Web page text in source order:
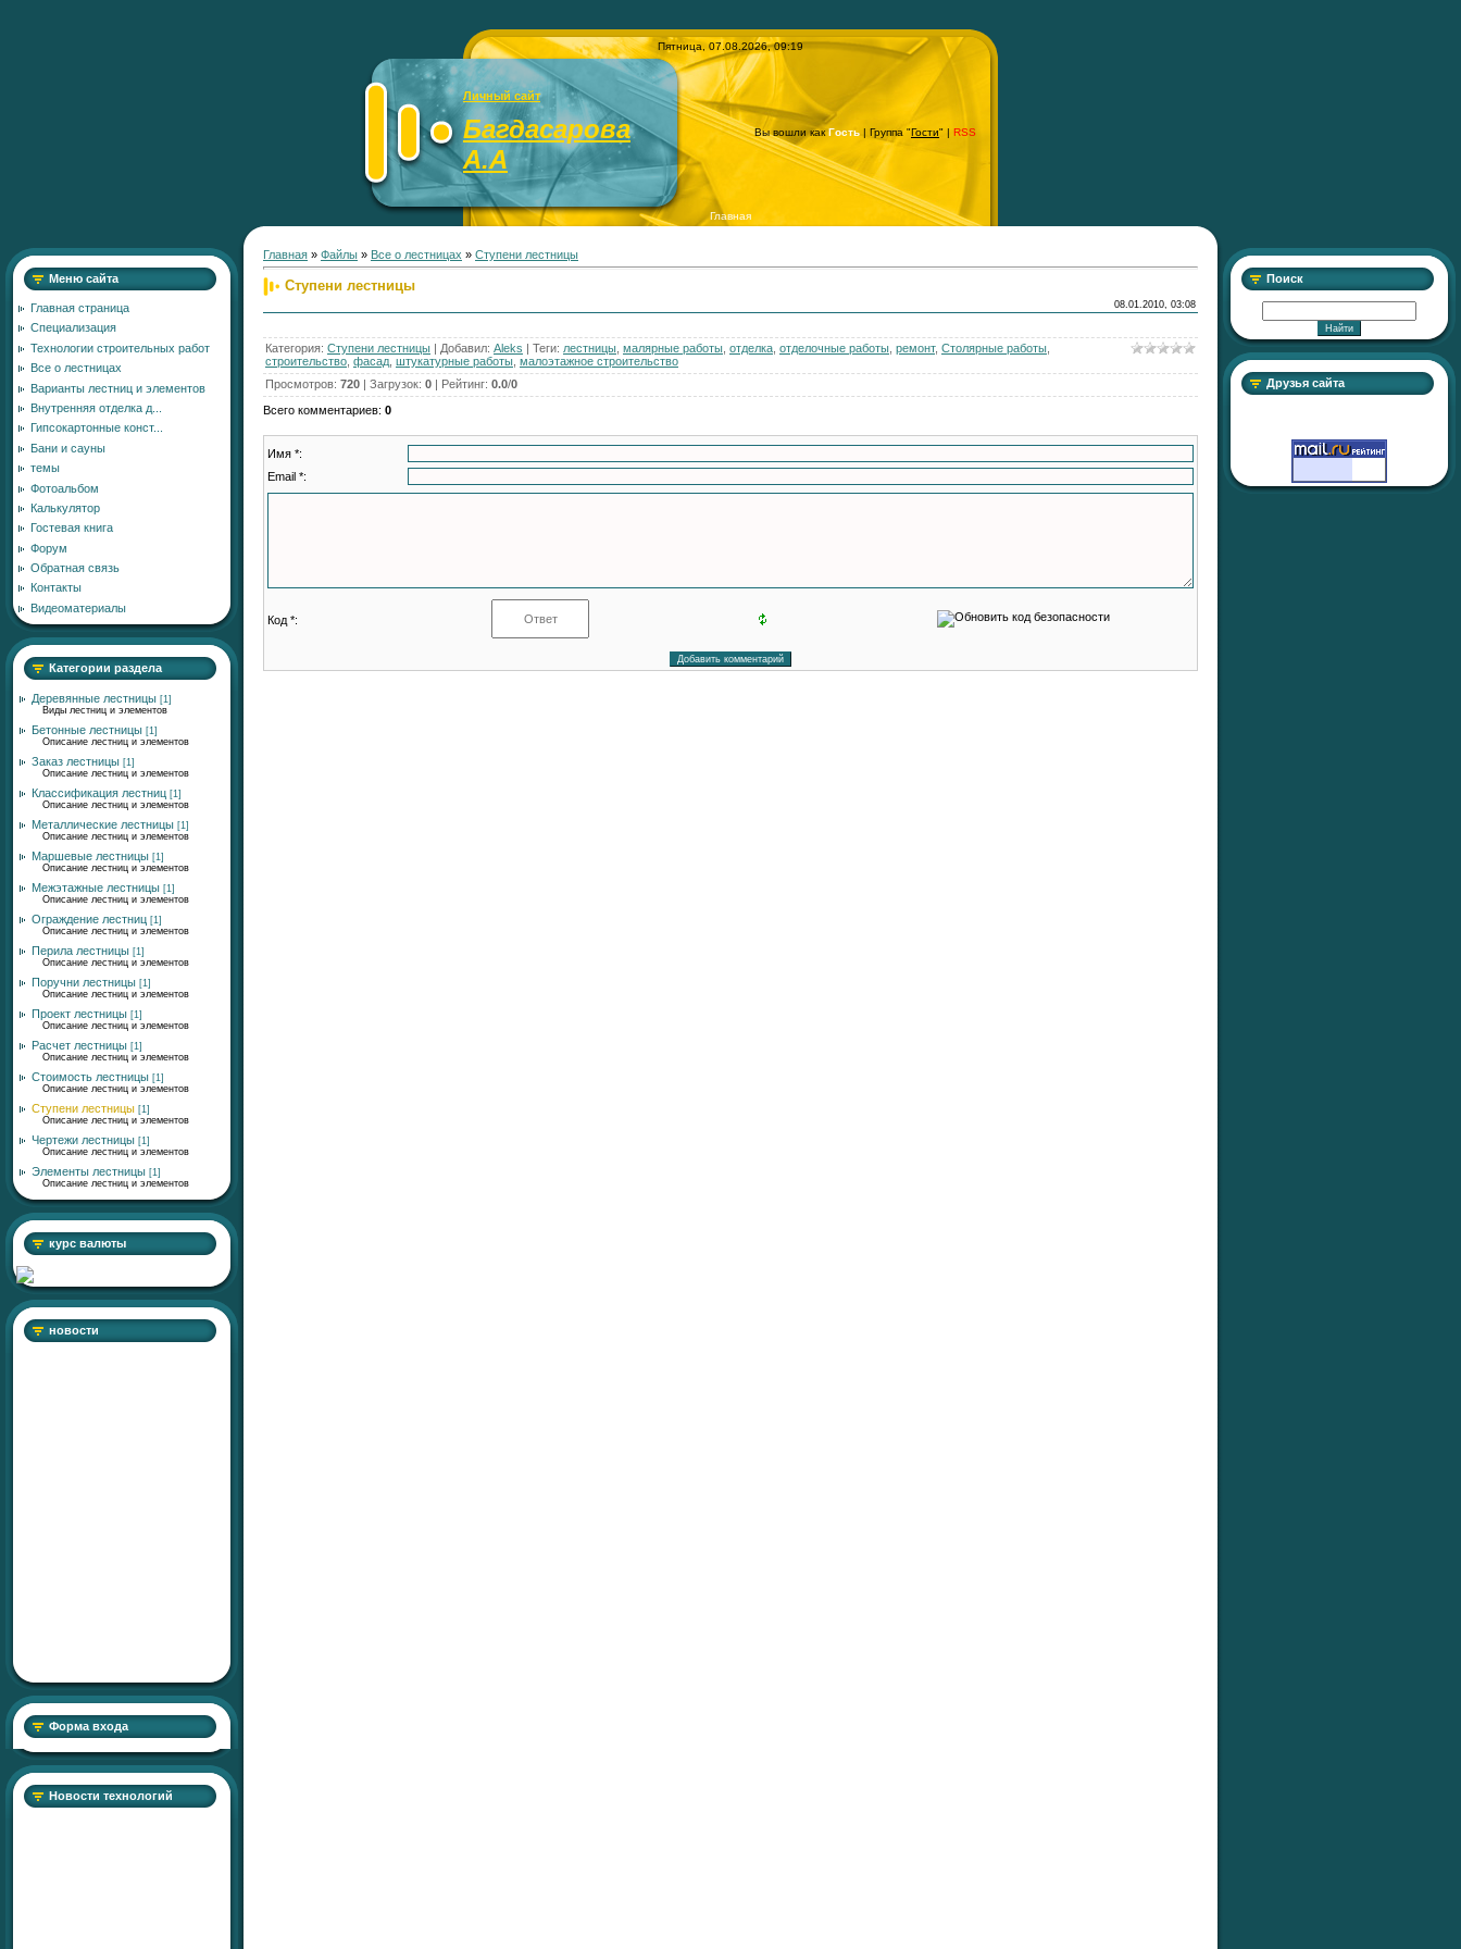
Пятница, 07.08.2026, 09:19
Личный сайт
Багдасарова
А.А
Вы вошли какГость | Группа "Гости" | RSS
Главная
Меню сайта
Главная страница
Специализация
Технологии строительных работ
Все о лестницах
Варианты лестниц и элементов
Внутренняя отделка д...
Гипсокартонные конст...
Бани и сауны
темы
Фотоальбом
Калькулятор
Гостевая книга
Форум
Обратная связь
Контакты
Видеоматериалы
Категории раздела
Деревянные лестницы [1]
Виды лестниц и элементов
Бетонные лестницы [1]
Описание лестниц и элементов
Заказ лестницы [1]
Описание лестниц и элементов
Классификация лестниц [1]
Описание лестниц и элементов
Металлические лестницы [1]
Описание лестниц и элементов
Маршевые лестницы [1]
Описание лестниц и элементов
Межэтажные лестницы [1]
Описание лестниц и элементов
Ограждение лестниц [1]
Описание лестниц и элементов
Перила лестницы [1]
Описание лестниц и элементов
Поручни лестницы [1]
Описание лестниц и элементов
Проект лестницы [1]
Описание лестниц и элементов
Расчет лестницы [1]
Описание лестниц и элементов
Стоимость лестницы [1]
Описание лестниц и элементов
Ступени лестницы [1]
Описание лестниц и элементов
Чертежи лестницы [1]
Описание лестниц и элементов
Элементы лестницы [1]
Описание лестниц и элементов
курс валюты
новости
Форма входа
Новости технологий
Главная » Файлы » Все о лестницах » Ступени лестницы
Ступени лестницы
08.01.2010, 03:08
Категория: Ступени лестницы | Добавил: Aleks | Теги: лестницы малярные работы отделка отделочные работы ремонт, Столярные работы
строительство фасад штукатурные работы малоэтажное строительство
Просмотров: 720 | Загрузок: 0 | Рейтинг: 0.0/0
Всего комментариев: 0
Имя *:
Email *:
Код *:
Поиск
Друзья сайта